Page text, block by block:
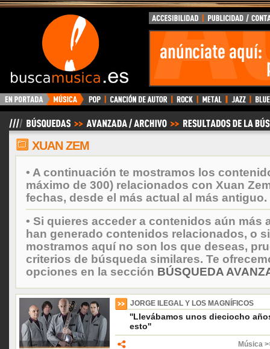
BuscaMusica.es
XUAN ZEM
• A continuación te mostramos los
máximo de 300) relacionados con Xuan
fechas, desde el más actual al más antiguo.
• Si quieres acceder a contenidos aún más
han generado contenidos relacionados, o
mostramos aquí no son los que deseas,
criterios de búsqueda similares. Te
opciones en la sección BÚSQUEDA
JORGE ILEGAL Y LOS MAGNÍFICOS
''Llevábamos unos dieciocho
esto''
Música